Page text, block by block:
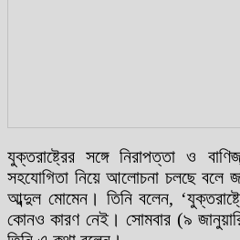
যুক্তরাষ্ট্রের সঙ্গে নিরাপত্তা ও
সহযোগিতা নিয়ে আলোচনা চলছে বলে
আব্দুল মোমেন। তিনি বলেন,
কোনও কারণ নেই। সোমবার (৯